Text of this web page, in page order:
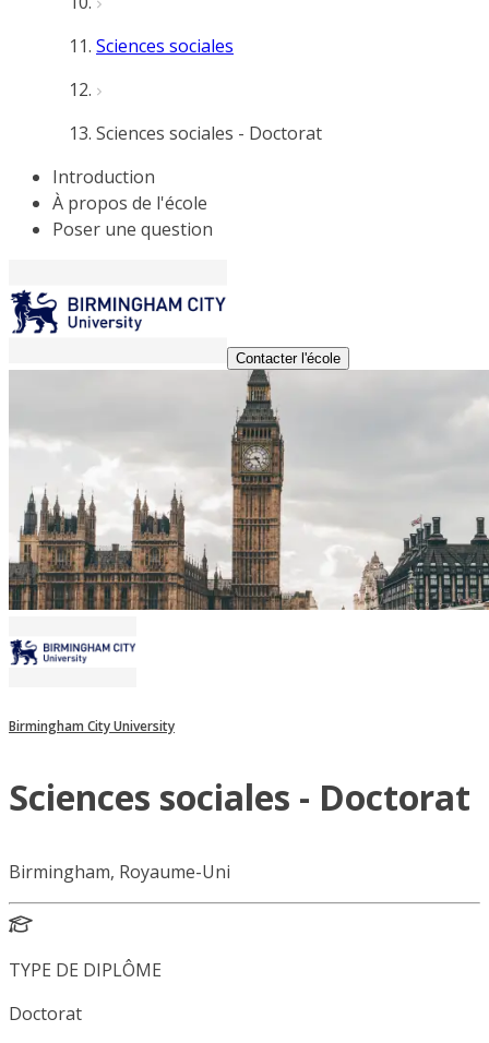
Sciences sociales
Sciences sociales - Doctorat
Introduction
À propos de l'école
Poser une question
Contacter l'école
Birmingham City University
Sciences sociales - Doctorat
Birmingham, Royaume-Uni
TYPE DE DIPLÔME
Doctorat